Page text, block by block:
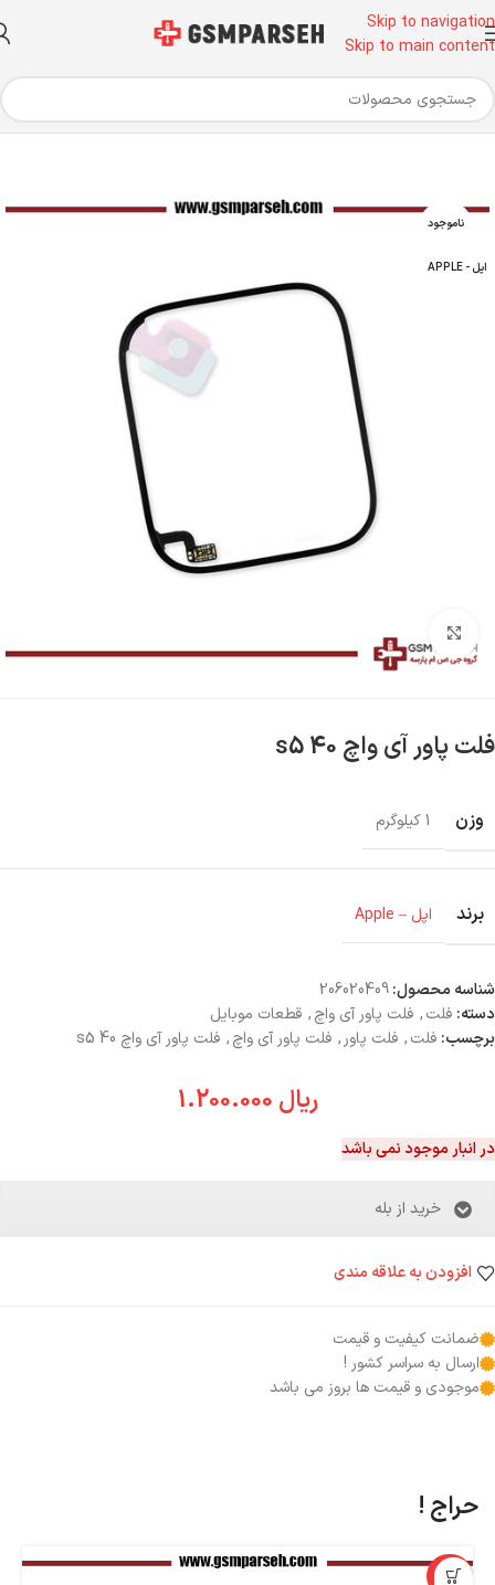
Skip to navigation
Skip to main content
خانه قطعات موبایل فلت فلت پاور آی واچ
ناموجود
اپل - APPLE
بزرگنمایی تصویر
فلت پاور آی واچ s5 40
وزن 1 کیلوگرم
برند اپل – Apple
شناسه محصول:206020409
دسته: فلت, فلت پاور آی واچ, قطعات موبایل
برچسب: فلت, فلت پاور , فلت پاور آی واچ, فلت پاور آی واچ s5 40
ریال
در انبار موجود نمی باشد
خرید از بله
افزودن به علاقه مندی
ضمانت کیفیت و قیمت
ارسال به سراسر کشور !
موجودی و قیمت ها بروز می باشد
حراج !
-33%